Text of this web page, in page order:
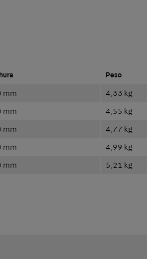
Peso
mm 4,33 kg
mm 4,55 kg
mm 4,77 kg
mm 4,99 kg
mm 5,21 kg